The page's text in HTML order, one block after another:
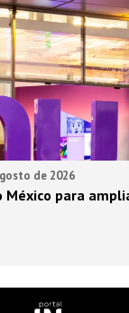
de 2026
México para